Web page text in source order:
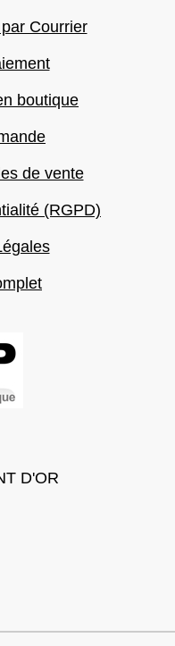
Courrier
boutique
de vente
(RGPD)
D'OR